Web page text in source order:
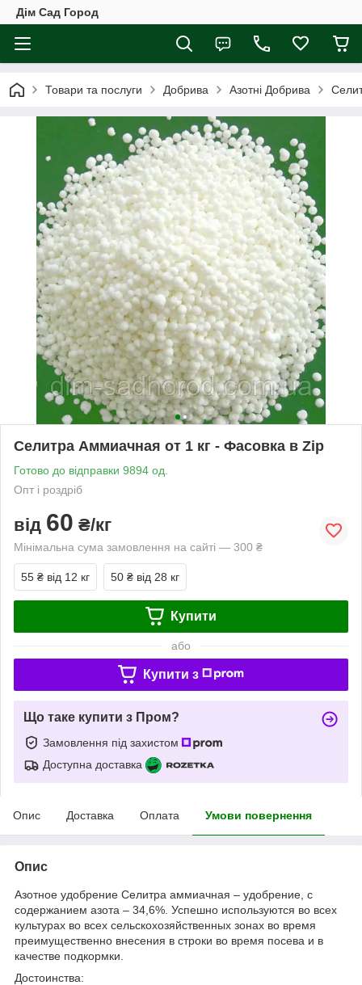
Дім Сад Город
Товари та послуги Добрива Азотні Добрива
Селитра Аммиачная от 1 кг - Фасовка в Zip
Готово до відправки 9894 од.
Опт і роздріб
від 60 ₴/кг
Мінімальна сума замовлення на сайті — 300 ₴
55 ₴ від 12 кг 50 ₴ від 28 кг
Купити
або
Купити з
Що таке купити з Пром?
Замовлення під захистом
Доступна доставка
Опис Доставка Оплата Умови повернення
Опис
Азотное удобрение Селитра аммиачная – удобрение, с
содержанием азота – 34,6%. Успешно используются во всех
культурах во всех сельскохозяйственных зонах во время
преимущественно внесения в строки во время посева и в
качестве подкормки.
Достоинства: